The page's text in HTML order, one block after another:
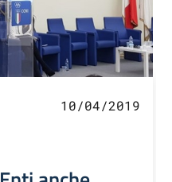
10/04/2019